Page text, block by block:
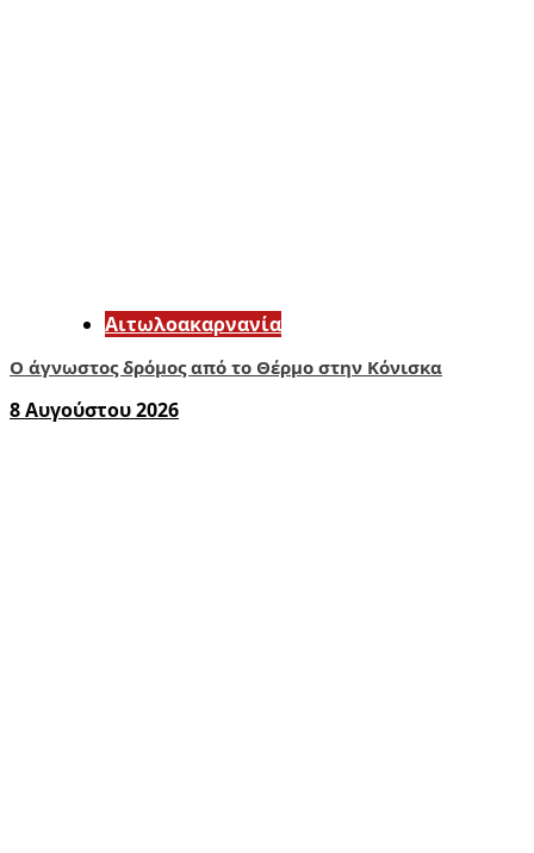
Αιτωλοακαρνανία
Ο άγνωστος δρόμος από το Θέρμο στην Κόνισκα
8 Αυγούστου 2026